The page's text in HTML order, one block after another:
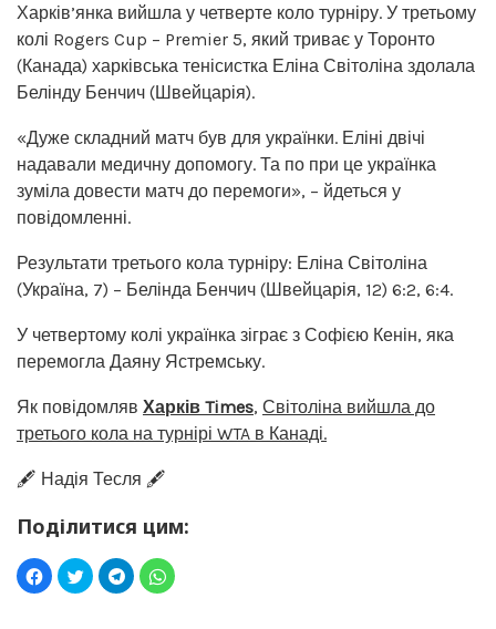
Харків’янка вийшла у четверте коло турніру. У третьому
колі Rogers Cup – Premier 5, який триває у Торонто
(Канада) харківська тенісистка Еліна Світоліна здолала
Белінду Бенчич (Швейцарія).
«Дуже складний матч був для українки. Еліні двічі
надавали медичну допомогу. Та по при це українка
зуміла довести матч до перемоги», – йдеться у
повідомленні.
Результати третього кола турніру: Еліна Світоліна
(Україна, 7) – Белінда Бенчич (Швейцарія, 12) 6:2, 6:4.
У четвертому колі українка зіграє з Софією Кенін, яка
перемогла Даяну Ястремську.
Як повідомляв Харків Times, Світоліна вийшла до
третього кола на турнірі WTA в Канаді.
🖋️ Надія Тесля 🖋️
Поділитися цим: